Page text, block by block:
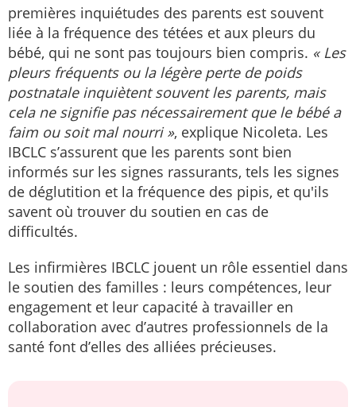
premières inquiétudes des parents est souvent
liée à la fréquence des tétées et aux pleurs du
bébé, qui ne sont pas toujours bien compris. « Les
pleurs fréquents ou la légère perte de poids
postnatale inquiètent souvent les parents, mais
cela ne signifie pas nécessairement que le bébé a
faim ou soit mal nourri », explique Nicoleta. Les
IBCLC s’assurent que les parents sont bien
informés sur les signes rassurants, tels les signes
de déglutition et la fréquence des pipis, et qu'ils
savent où trouver du soutien en cas de
difficultés.
Les infirmières IBCLC jouent un rôle essentiel dans
le soutien des familles : leurs compétences, leur
engagement et leur capacité à travailler en
collaboration avec d’autres professionnels de la
santé font d’elles des alliées précieuses.